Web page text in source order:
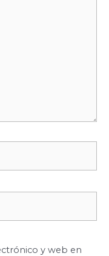
y web en